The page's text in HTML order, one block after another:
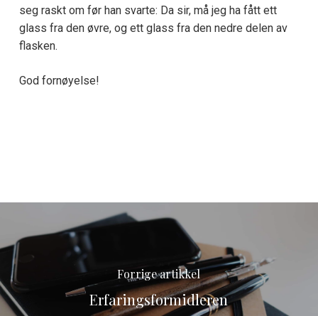
seg raskt om før han svarte: Da sir, må jeg ha fått ett
glass fra den øvre, og ett glass fra den nedre delen av
flasken.
God fornøyelse!
Forrige artikkel
Erfaringsformidleren